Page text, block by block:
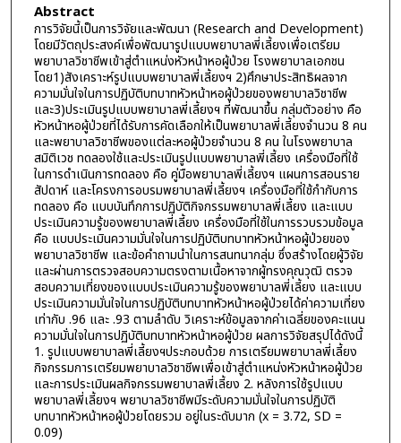
Abstract
การวิจัยนี้เป็นการวิจัยและพัฒนา (Research and Development)
โดยมีวัตถุประสงค์เพื่อพัฒนารูปแบบพยาบาลพี่เลี้ยงเพื่อเตรียม
พยาบาลวิชาชีพเข้าสู่ตำแหน่งหัวหน้าหอผู้ป่วย โรงพยาบาลเอกชน
โดย1)สังเคราะห์รูปแบบพยาบาลพี่เลี้ยงฯ 2)ศึกษาประสิทธิผลจาก
ความมั่นใจในการปฏิบัติบทบาทหัวหน้าหอผู้ป่วยของพยาบาลวิชาชีพ
และ3)ประเมินรูปแบบพยาบาลพี่เลี้ยงฯ ที่พัฒนาขึ้น กลุ่มตัวอย่าง คือ
หัวหน้าหอผู้ป่วยที่ได้รับการคัดเลือกให้เป็นพยาบาลพี่เลี้ยงจำนวน 8 คน
และพยาบาลวิชาชีพของแต่ละหอผู้ป่วยจำนวน 8 คน ในโรงพยาบาล
สมิติเวช ทดลองใช้และประเมินรูปแบบพยาบาลพี่เลี้ยง เครื่องมือที่ใช้
ในการดำเนินการทดลอง คือ คู่มือพยาบาลพี่เลี้ยงฯ แผนการสอนราย
สัปดาห์ และโครงการอบรมพยาบาลพี่เลี้ยงฯ เครื่องมือที่ใช้กำกับการ
ทดลอง คือ แบบบันทึกการปฏิบัติกิจกรรมพยาบาลพี่เลี้ยง และแบบ
ประเมินความรู้ของพยาบาลพี่เลี้ยง เครื่องมือที่ใช้ในการรวบรวมข้อมูล
คือ แบบประเมินความมั่นใจในการปฏิบัติบทบาทหัวหน้าหอผู้ป่วยของ
พยาบาลวิชาชีพ และข้อคำถามนำในการสนทนากลุ่ม ซึ่งสร้างโดยผู้วิจัย
และผ่านการตรวจสอบความตรงตามเนื้อหาจากผู้ทรงคุณวุฒิ ตรวจ
สอบความเที่ยงของแบบประเมินความรู้ของพยาบาลพี่เลี้ยง และแบบ
ประเมินความมั่นใจในการปฏิบัติบทบาทหัวหน้าหอผู้ป่วยได้ค่าความเที่ยง
เท่ากับ .96 และ .93 ตามลำดับ วิเคราะห์ข้อมูลจากค่าเฉลี่ยของคะแนน
ความมั่นใจในการปฏิบัติบทบาทหัวหน้าหอผู้ป่วย ผลการวิจัยสรุปได้ดังนี้
1. รูปแบบพยาบาลพี่เลี้ยงฯประกอบด้วย การเตรียมพยาบาลพี่เลี้ยง
กิจกรรมการเตรียมพยาบาลวิชาชีพเพื่อเข้าสู่ตำแหน่งหัวหน้าหอผู้ป่วย
และการประเมินผลกิจกรรมพยาบาลพี่เลี้ยง 2. หลังการใช้รูปแบบ
พยาบาลพี่เลี้ยงฯ พยาบาลวิชาชีพมีระดับความมั่นใจในการปฏิบัติ
บทบาทหัวหน้าหอผู้ป่วยโดยรวม อยู่ในระดับมาก (x = 3.72, SD =
0.09)